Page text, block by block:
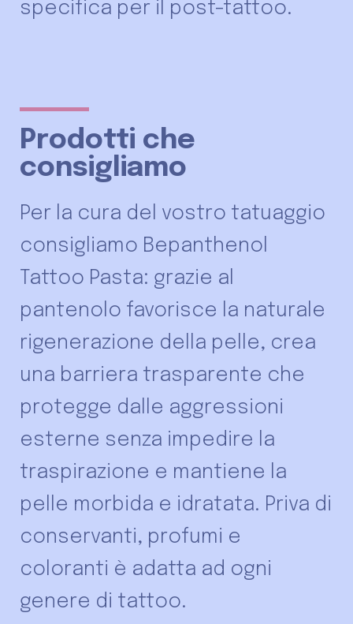
specifica per il post-tattoo.
Prodotti che
consigliamo
Per la cura del vostro tatuaggio
consigliamo Bepanthenol
Tattoo Pasta: grazie al
pantenolo favorisce la naturale
rigenerazione della pelle, crea
una barriera trasparente che
protegge dalle aggressioni
esterne senza impedire la
traspirazione e mantiene la
pelle morbida e idratata. Priva di
conservanti, profumi e
coloranti è adatta ad ogni
genere di tattoo.